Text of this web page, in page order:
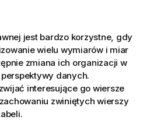
jest bardzo korzystne, gdy
wielu wymiarów i miar
zmiana ich organizacji w
danych.
interesujące go wiersze
zwiniętych wierszy